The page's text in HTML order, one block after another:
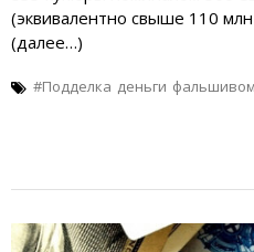
(эквивалентно свыше 110
(далее…)
#Подделка деньги